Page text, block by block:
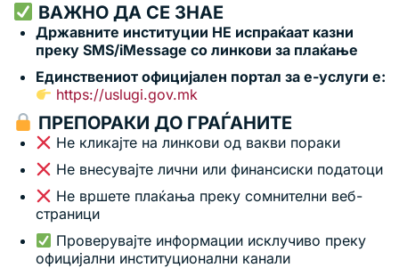
ВАЖНО ДА СЕ ЗНАЕ
Државните институции НЕ испраќаат казни
преку SMS/iMessage со линкови за плаќање
Единствениот официјален портал за е-услуги е:
https://uslugi.gov.mk
ПРЕПОРАКИ ДО ГРАЃАНИТЕ
Не кликајте на линкови од вакви пораки
Не внесувајте лични или финансиски податоци
Не вршете плаќања преку сомнителни веб-
страници
Проверувајте информации исклучиво преку
официјални институционални канали